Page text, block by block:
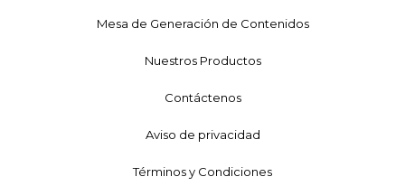
Mesa de Generación de Contenidos
Nuestros Productos
Contáctenos
Aviso de privacidad
Términos y Condiciones